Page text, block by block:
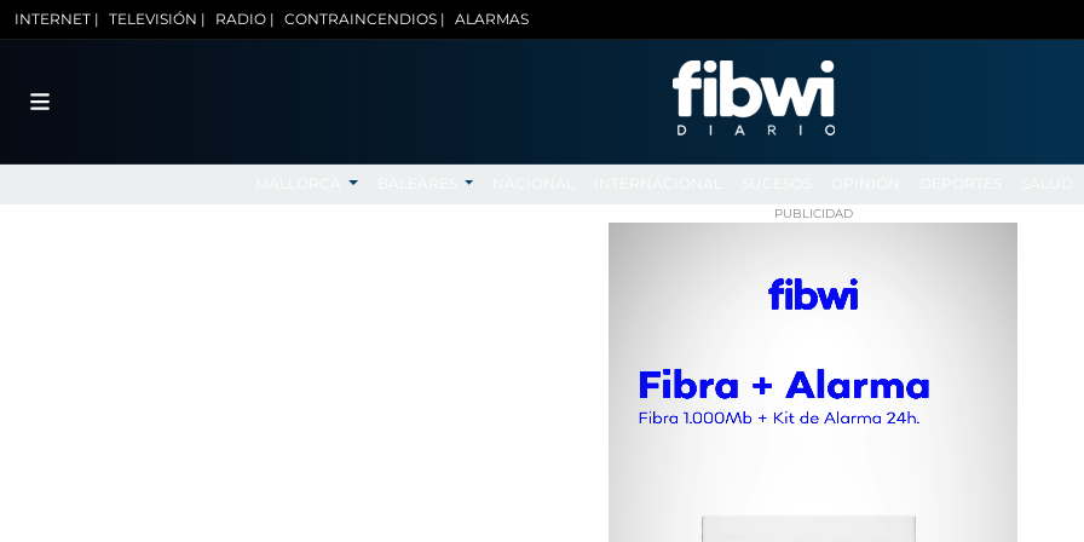
INTERNET | TELEVISIÓN | RADIO | CONTRAINCENDIOS | ALARMAS